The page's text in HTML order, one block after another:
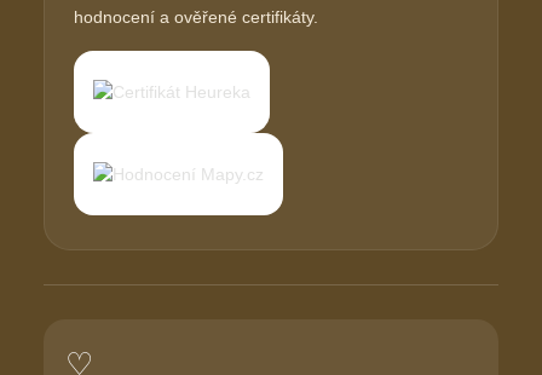
hodnocení a ověřené certifikáty.
♡